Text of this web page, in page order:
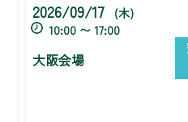
2026/09/17
(木)
10:00 〜 17:00
大阪会場